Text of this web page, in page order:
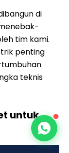
di
tim kami.
penting
teknis
untuk